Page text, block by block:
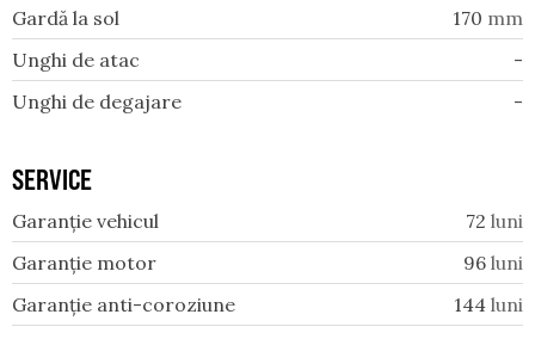
Gardă la sol
170 mm
Unghi de atac
-
Unghi de degajare
-
SERVICE
Garanție vehicul 72 luni
Garanție motor
96 luni
Garanție anti-coroziune
144 luni